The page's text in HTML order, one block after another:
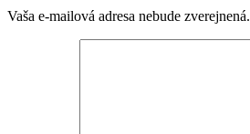
Vaša e-mailová adresa nebude zverejnená.